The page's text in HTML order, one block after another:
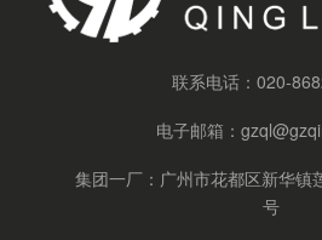
联系电话：020-
电子邮箱：
集团一厂：广州市花都区新华镇
号